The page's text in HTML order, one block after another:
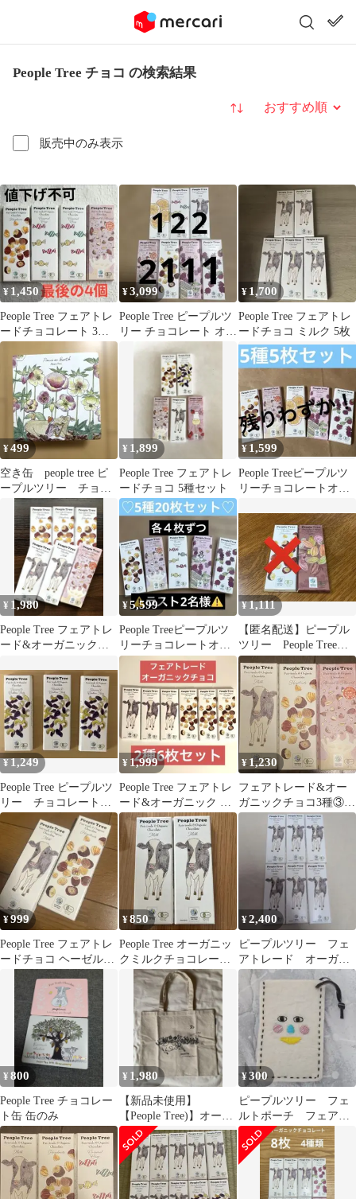
People Tree チョコ の検索結果
販売中のみ表示
並び替え
¥ 1,450
People Tree フェアトレ
ードチョコレート 3種
セット 4個販売
¥3,099
People Tree ピープルツ
リー チョコレート オー
ガニック 7種10枚
¥ 1,700
People Tree フェアトレ
ードチョコ ミルク 5枚
¥499
空き缶 people tree ピ
ープルツリー チョコ
¥ 1,899
People Tree フェアトレ
ードチョコ 5種セット
¥ 1,599
People Treeピープルツ
リーチョコレートオー
ト
¥ 1,980
People Tree フェアトレ
ード&オーガニックチ
¥5,599
People Treeピープルツ
リーチョコレートオー
ガニック 5種20枚セッ
¥1,111
【匿名配送】ピープル
ツリー People Tree
チョコ ビター
¥1,249
People Tree ピープルツ
リー チョコレート
レーズン＆カシューナ
¥ 1,999
People Tree フェアトレ
ード&オーガニック チ
ョコ2種6枚セット
¥ 1,230
フェアトレード&オー
ガニックチョコ3種③ア
ーモンド&アーモンド
¥999
People Tree フェアトレ
ードチョコ ヘーゼルナ
¥850
People Tree オーガニッ
クミルクチョコレート
2個セット
¥2,400
ピープルツリー フェ
アトレード オーガニ
ックチョコ 6枚
¥800
People Tree チョコレー
ト缶 缶のみ
¥ 1,980
【新品未使用】
【People Tree)】オーガ
ニックコットン トート
バッグ
¥300
ピープルツリー フェ
ルトポーチ フェアト
レード ピープルツリ
ーチョコレート入れ